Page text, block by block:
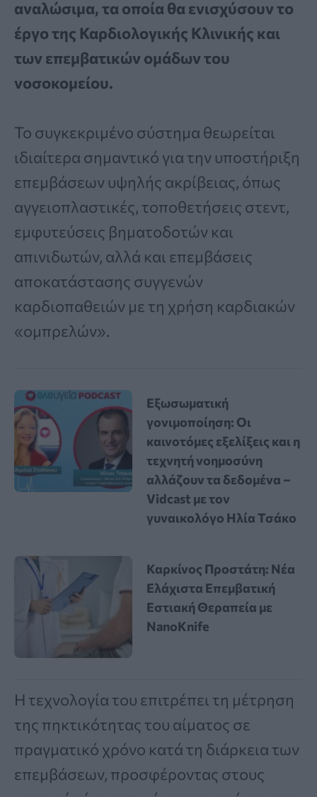
αναλώσιμα, τα οποία θα ενισχύσουν το
έργο της Καρδιολογικής Κλινικής και
των επεμβατικών ομάδων του
νοσοκομείου.
Το συγκεκριμένο σύστημα θεωρείται
ιδιαίτερα σημαντικό για την υποστήριξη
επεμβάσεων υψηλής ακρίβειας, όπως
αγγειοπλαστικές, τοποθετήσεις στεντ,
εμφυτεύσεις βηματοδοτών και
απινιδωτών, αλλά και επεμβάσεις
αποκατάστασης συγγενών
καρδιοπαθειών με τη χρήση καρδιακών
«ομπρελών».
Εξωσωματική
γονιμοποίηση: Οι
καινοτόμες εξελίξεις και η
τεχνητή νοημοσύνη
αλλάζουν τα δεδομένα –
Vidcast με τον
γυναικολόγο Ηλία Τσάκο
Καρκίνος Προστάτη: Νέα
Ελάχιστα Επεμβατική
Εστιακή Θεραπεία με
NanoKnife
Η τεχνολογία του επιτρέπει τη μέτρηση
της πηκτικότητας του αίματος σε
πραγματικό χρόνο κατά τη διάρκεια των
επεμβάσεων, προσφέροντας στους